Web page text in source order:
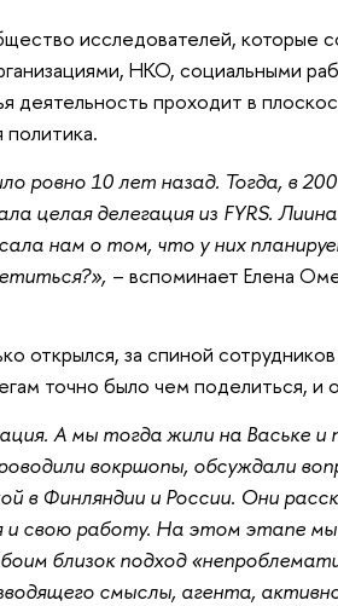
исследователей, которые
НКО, социальными
деятельность проходит в
ровно 10 лет назад. Тогда, в
целая делегация из FYRS.
нам о том, что у них
– вспоминает Елена
открылся, за спиной
точно было чем поделиться, и
А мы тогда жили на Ваське и
вокршопы, обсуждали
в Финляндии и России. Они
и свою работу. На этом этапе мы
близок подход
смыслы, агента,